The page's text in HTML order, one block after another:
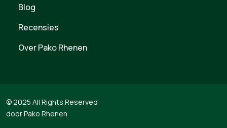
Blog
Recensies
Over Pako Rhenen
© 2025 All Rights Reserved
door Pako Rhenen